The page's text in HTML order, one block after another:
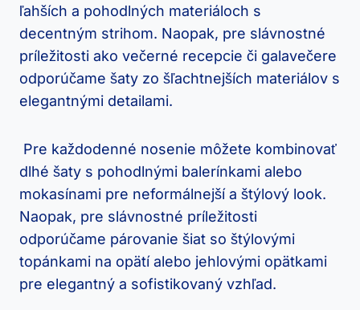
ľahších a pohodlných materiáloch s⁣
decentným strihom. Naopak, pre slávnostné
⁤príležitosti ako večerné recepcie ​či galavečere
odporúčame šaty ‌zo šľachtnejších materiálov s
elegantnými detailami.
⁣ Pre každodenné nosenie môžete kombinovať
dlhé ‍šaty s pohodlnými balerínkami‌ alebo
mokasínami pre neformálnejší a štýlový look.
Naopak, pre slávnostné príležitosti
odporúčame párovanie šiat ‌so štýlovými
topánkami‌ na⁢ opätí alebo ⁢jehlovými opätkami
pre elegantný ‌a sofistikovaný vzhľad.